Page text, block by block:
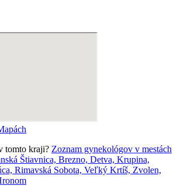
tomto kraji? Zoznam gynekológov v mestách
Štiavnica, Brezno, Detva, Krupina,
Rimavská Sobota, Veľký Krtíš, Zvolen,